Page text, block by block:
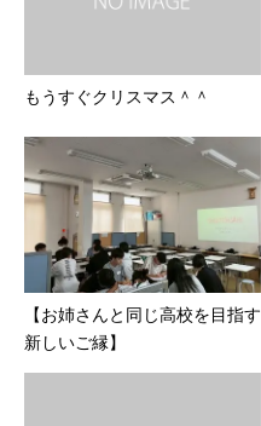
もうすぐクリスマス＾＾
【お姉さんと同じ高校を目指す
新しいご縁】